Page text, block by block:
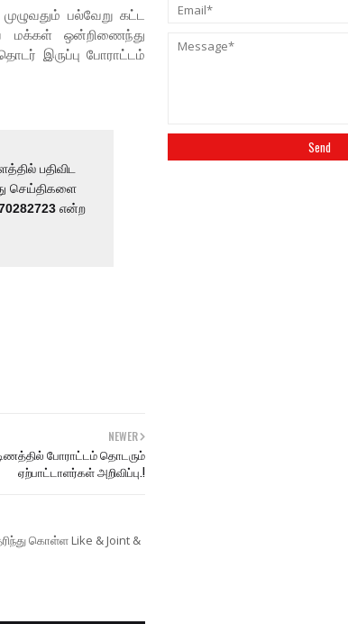
முழுவதும் பல்வேறு கட்ட
மக்கள் ஒன்றிணைந்து
இருப்பு போராட்டம்
பதிவிட
செய்திகளை
என்ற
NEWER
போராட்டம் தொடரும்
ஏற்பாட்டாளர்கள் அறிவிப்பு.!
கொள்ள Like & Joint &